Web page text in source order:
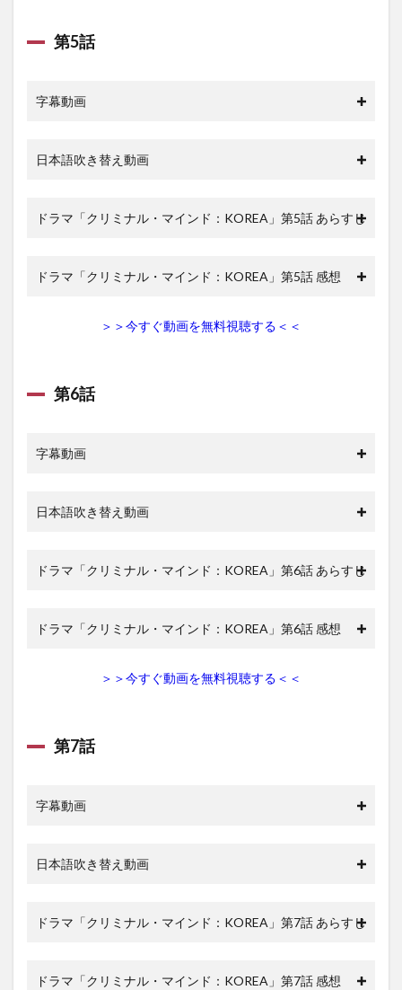
第5話
字幕動画
日本語吹き替え動画
ドラマ「クリミナル・マインド：KOREA」第5話 あらすじ
ドラマ「クリミナル・マインド：KOREA」第5話 感想
＞＞今すぐ動画を無料視聴する＜＜
第6話
字幕動画
日本語吹き替え動画
ドラマ「クリミナル・マインド：KOREA」第6話 あらすじ
ドラマ「クリミナル・マインド：KOREA」第6話 感想
＞＞今すぐ動画を無料視聴する＜＜
第7話
字幕動画
日本語吹き替え動画
ドラマ「クリミナル・マインド：KOREA」第7話 あらすじ
ドラマ「クリミナル・マインド：KOREA」第7話 感想